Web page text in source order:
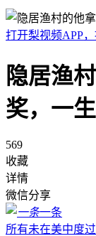
打开梨视频APP
隐居渔
奖，一
569
收藏
详情
微信分享
一条
所有未在美中度